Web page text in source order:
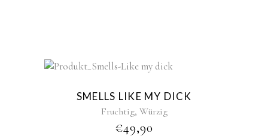
SMELLS LIKE MY DICK
Fruchtig, Würzig
€49,90